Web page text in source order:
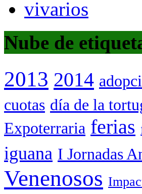
vivarios
Nube de
2013 2014
cuotas día de la
Expoterraria ferias
iguana I Jornadas
Venenosos